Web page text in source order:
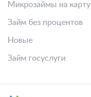
Микрозаймы на карту
Займ без процентов
Новые
Займ госуслуги